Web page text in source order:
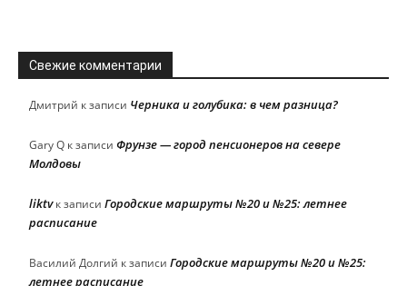
Свежие комментарии
Дмитрий к записи Черника и голубика: в чем разница?
Gary Q к записи Фрунзе — город пенсионеров на севере
Молдовы
liktvк записи Городские маршруты №20 и №25: летнее
расписание
Василий Долгий к записи Городские маршруты №20 и №25:
летнее расписание